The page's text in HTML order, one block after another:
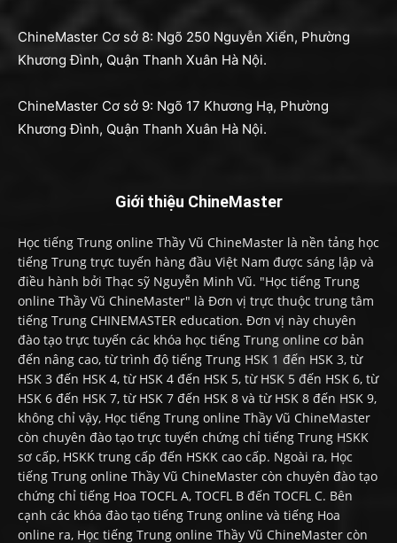
ChineMaster Cơ sở 8: Ngõ 250 Nguyễn Xiển, Phường
Khương Đình, Quận Thanh Xuân Hà Nội.
ChineMaster Cơ sở 9: Ngõ 17 Khương Hạ, Phường
Khương Đình, Quận Thanh Xuân Hà Nội.
Giới thiệu ChineMaster
Học tiếng Trung online Thầy Vũ ChineMaster là nền tảng học
tiếng Trung trực tuyến hàng đầu Việt Nam được sáng lập và
điều hành bởi Thạc sỹ Nguyễn Minh Vũ. "Học tiếng Trung
online Thầy Vũ ChineMaster" là Đơn vị trực thuộc trung tâm
tiếng Trung CHINEMASTER education. Đơn vị này chuyên
đào tạo trực tuyến các khóa học tiếng Trung online cơ bản
đến nâng cao, từ trình độ tiếng Trung HSK 1 đến HSK 3, từ
HSK 3 đến HSK 4, từ HSK 4 đến HSK 5, từ HSK 5 đến HSK 6, từ
HSK 6 đến HSK 7, từ HSK 7 đến HSK 8 và từ HSK 8 đến HSK 9,
không chỉ vậy, Học tiếng Trung online Thầy Vũ ChineMaster
còn chuyên đào tạo trực tuyến chứng chỉ tiếng Trung HSKK
sơ cấp, HSKK trung cấp đến HSKK cao cấp. Ngoài ra, Học
tiếng Trung online Thầy Vũ ChineMaster còn chuyên đào tạo
chứng chỉ tiếng Hoa TOCFL A, TOCFL B đến TOCFL C. Bên
cạnh các khóa đào tạo tiếng Trung online và tiếng Hoa
online ra, Học tiếng Trung online Thầy Vũ ChineMaster còn